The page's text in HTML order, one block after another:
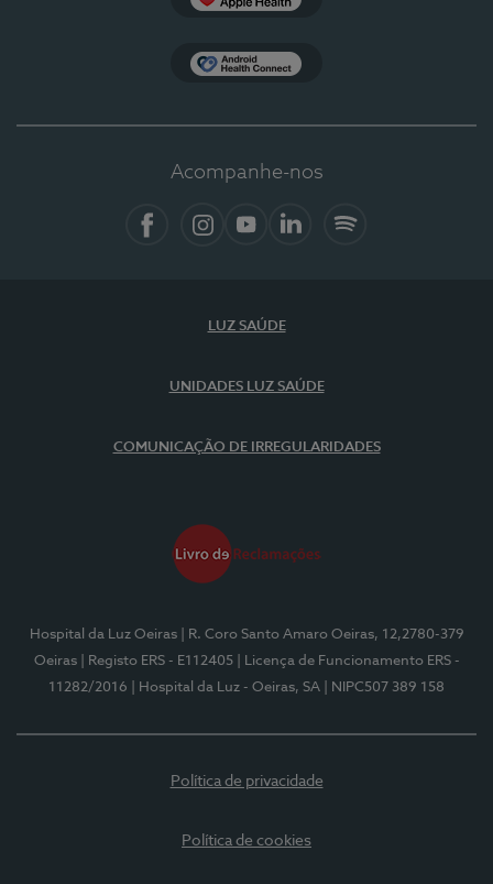
Acompanhe-nos
LUZ SAÚDE
UNIDADES LUZ SAÚDE
COMUNICAÇÃO DE IRREGULARIDADES
Hospital da Luz Oeiras
| R. Coro Santo Amaro Oeiras, 12,2780-379
Oeiras
| Registo ERS - E112405
| Licença de Funcionamento ERS -
11282/2016
| Hospital da Luz - Oeiras, SA | NIPC507 389 158
Política de privacidade
Política de cookies